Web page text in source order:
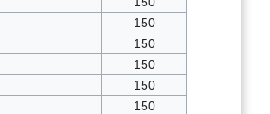
150
150
150
150
150